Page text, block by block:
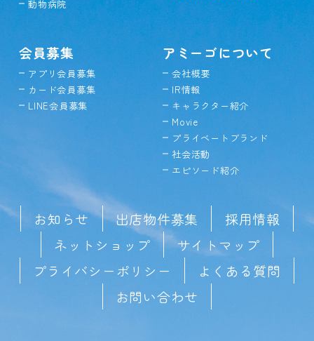
動物病院
会員募集
アプリ会員募集
カード会員募集
LINE会員募集
アミーゴについて
会社概要
IR情報
キャラクター紹介
Movie
プライベートブランド
社会活動
エピソード紹介
お知らせ 出店物件募集
採用情報
ネットショップ
サイトマップ
プライバシーポリシー
よくある質問
お問い合わせ